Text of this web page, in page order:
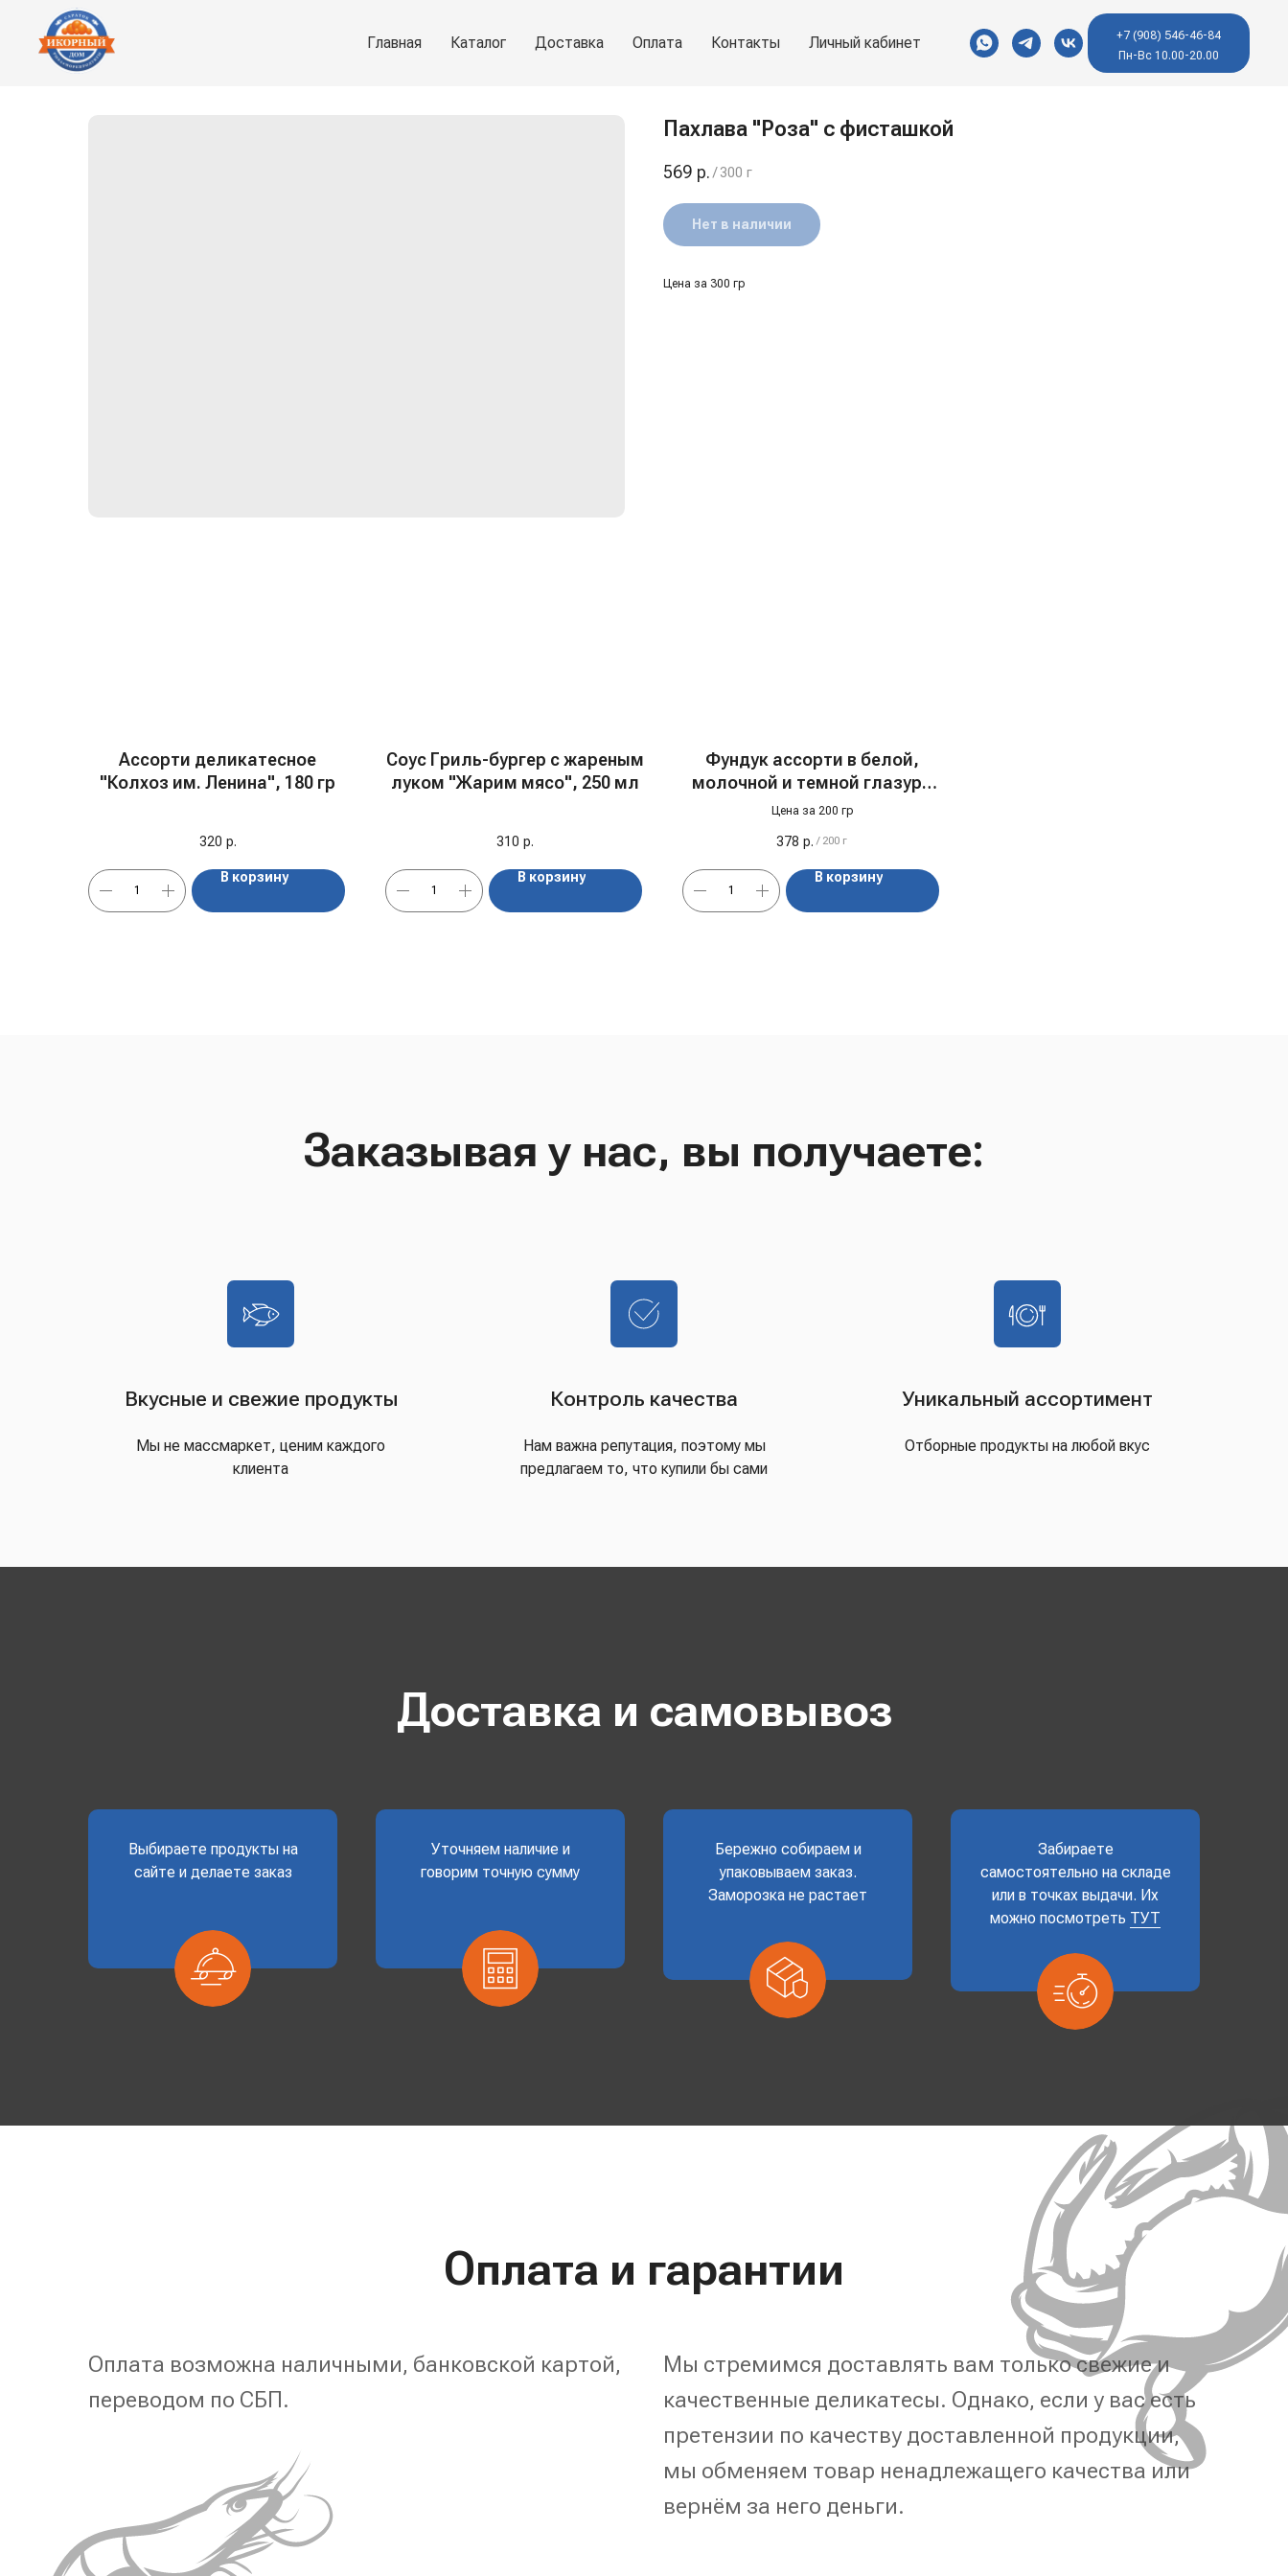
Главная Каталог Доставка Оплата Контакты Личный кабинет
+7 (908) 546-46-84
Пн-Вс 10.00-20.00
Пахлава "Роза" с фисташкой
569 р. / 300 г
Нет в наличии
Цена за 300 гр
Ассорти деликатесное
"Колхоз им. Ленина", 180 гр
320 р.
В корзину
Соус Гриль-бургер с жареным
луком "Жарим мясо", 250 мл
310 р.
В корзину
Фундук ассорти в белой,
молочной и темной глазури
"Крымский"
Цена за 200 гр
378 р. / 200 г
В корзину
Заказывая у нас, вы получаете:
Вкусные и свежие продукты
Мы не массмаркет, ценим каждого
клиента
Контроль качества
Нам важна репутация, поэтому мы
предлагаем то, что купили бы сами
Уникальный ассортимент
Отборные продукты на любой вкус
Доставка и самовывоз
Выбираете продукты на
сайте и делаете заказ
Уточняем наличие и
говорим точную сумму
Бережно собираем и
упаковываем заказ.
Заморозка не растает
Забираете
самостоятельно на складе
или в точках выдачи. Их
можно посмотреть ТУТ
Оплата и гарантии
Оплата возможна наличными, банковской картой,
переводом по СБП.
Мы стремимся доставлять вам только свежие и
качественные деликатесы. Однако, если у вас есть
претензии по качеству доставленной продукции,
мы обменяем товар ненадлежащего качества или
вернём за него деньги.